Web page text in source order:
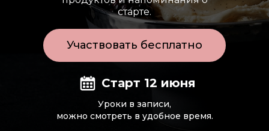
Старт 12 июня
Уроки в записи,
можно смотреть в удобное время.
старте.
Участвовать бесплатно